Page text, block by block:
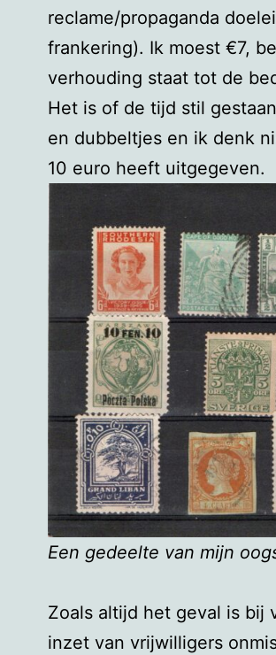
reclame/propaganda
frankering). Ik moest €7,
verhouding staat tot de
Het is of de tijd stil
en dubbeltjes en ik denk
10 euro heeft uitgegeven.
Een gedeelte van mijn
Zoals altijd het geval is bij
inzet van vrijwilligers